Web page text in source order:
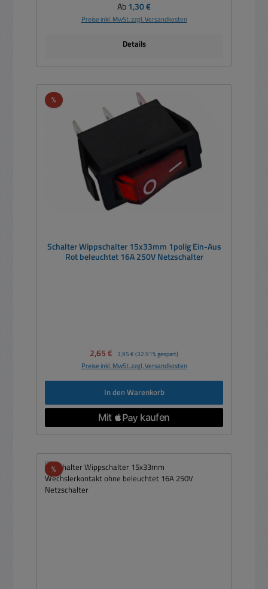
Regulärer Preis:
Ab1,30 €
Preise inkl. MwSt. zzgl. Versandkosten
Details
%Rabatt
Schalter Wippschalter 15x33mm 1polig Ein-Aus
Rot beleuchtet 16A 250V Netzschalter
Verkaufspreis:
2,65 € Regulärer Preis:
3,95 € (32.91% gespart)
Preise inkl. MwSt. zzgl. Versandkosten
In den Warenkorb
%Rabatt